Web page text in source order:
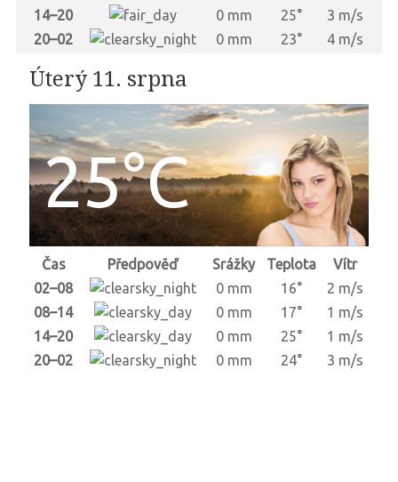
14–20
0 mm 25°
3 m/s
20–02
0 mm 23° 4 m/s
Úterý 11. srpna
25°C
Čas Předpověď Srážky Teplota
Vítr
02–08
0 mm 16°
2 m/s
08–14
0 mm 17°
1 m/s
14–20
0 mm 25°
1 m/s
20–02
0 mm 24° 3 m/s